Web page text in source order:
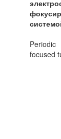
focused